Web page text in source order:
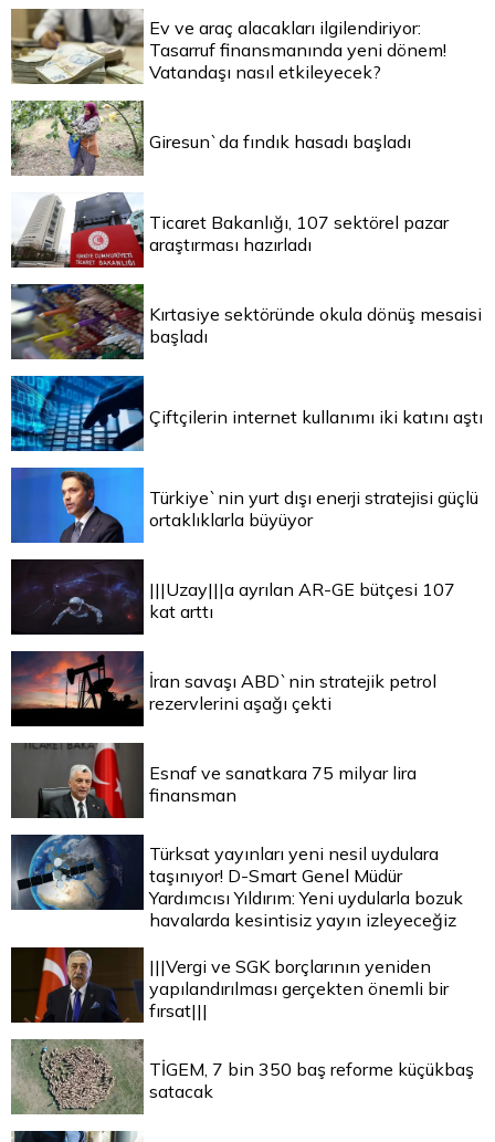
Ev ve araç alacakları ilgilendiriyor:
Tasarruf finansmanında yeni dönem!
Vatandaşı nasıl etkileyecek?
Giresun`da fındık hasadı başladı
Ticaret Bakanlığı, 107 sektörel pazar
araştırması hazırladı
Kırtasiye sektöründe okula dönüş mesaisi
başladı
Çiftçilerin internet kullanımı iki katını aştı
Türkiye`nin yurt dışı enerji stratejisi güçlü
ortaklıklarla büyüyor
|||Uzay|||a ayrılan AR-GE bütçesi 107
kat arttı
İran savaşı ABD`nin stratejik petrol
rezervlerini aşağı çekti
Esnaf ve sanatkara 75 milyar lira
finansman
Türksat yayınları yeni nesil uydulara
taşınıyor! D-Smart Genel Müdür
Yardımcısı Yıldırım: Yeni uydularla bozuk
havalarda kesintisiz yayın izleyeceğiz
|||Vergi ve SGK borçlarının yeniden
yapılandırılması gerçekten önemli bir
fırsat|||
TİGEM, 7 bin 350 baş reforme küçükbaş
satacak